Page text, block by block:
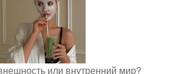
или внутренний мир?